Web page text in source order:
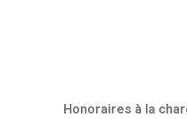
Honoraires à la